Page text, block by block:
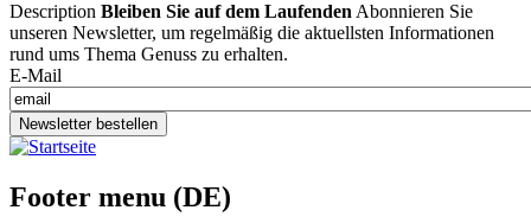
Description Bleiben Sie auf dem Laufenden Abonnieren Sie
unseren Newsletter, um regelmäßig die aktuellsten Informationen
rund ums Thema Genuss zu erhalten.
E-Mail
Newsletter bestellen
Footer menu (DE)